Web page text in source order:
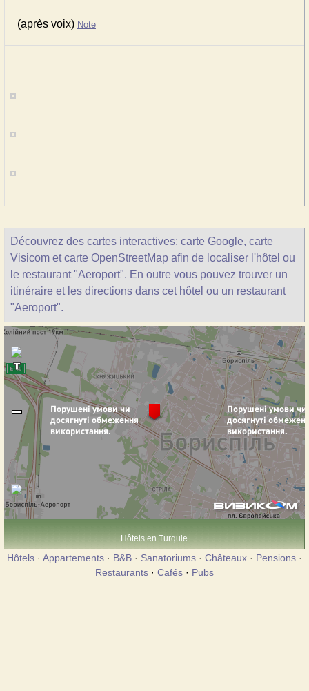
(après voix) Note
Découvrez des cartes interactives: carte Google, carte
Visicom et carte OpenStreetMap afin de localiser l'hôtel ou
le restaurant "Aeroport". En outre vous pouvez trouver un
itinéraire et les directions dans cet hôtel ou un restaurant
"Aeroport".
Hôtels en Turquie
Hôtels · Appartements · B&B · Sanatoriums · Châteaux · Pensions ·
Restaurants · Cafés · Pubs